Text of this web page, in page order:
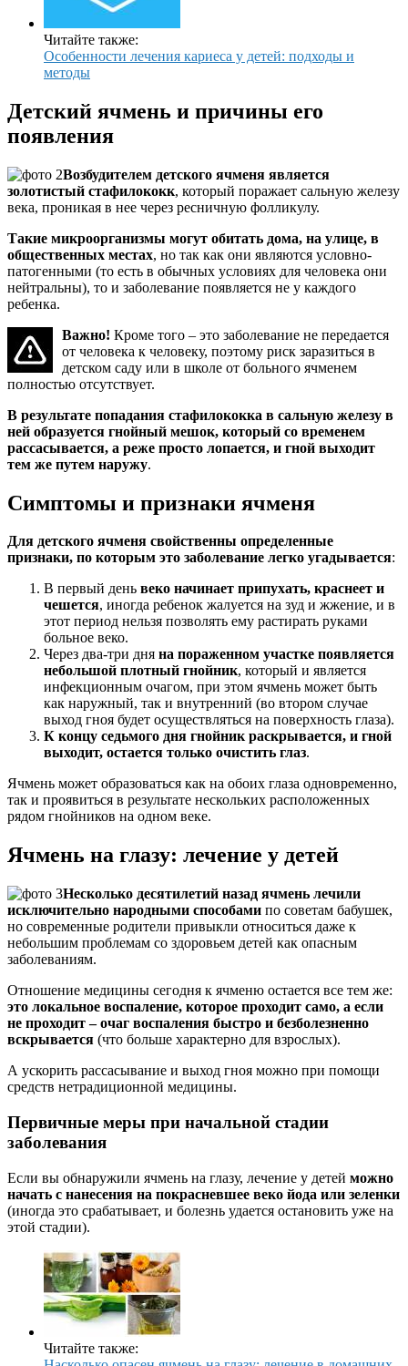
Читайте также:
Особенности лечения кариеса у детей: подходы и
методы
Детский ячмень и причины его
появления
Возбудителем детского ячменя является
золотистый стафилококк, который поражает сальную железу
века, проникая в нее через ресничную фолликулу.
Такие микроорганизмы могут обитать дома, на улице, в
общественных местах, но так как они являются условно-
патогенными (то есть в обычных условиях для человека они
нейтральны), то и заболевание появляется не у каждого
ребенка.
Важно! Кроме того – это заболевание не передается
от человека к человеку, поэтому риск заразиться в
детском саду или в школе от больного ячменем
полностью отсутствует.
В результате попадания стафилококка в сальную железу в
ней образуется гнойный мешок, который со временем
рассасывается, а реже просто лопается, и гной выходит
тем же путем наружу.
Симптомы и признаки ячменя
Для детского ячменя свойственны определенные
признаки, по которым это заболевание легко угадывается:
В первый день веко начинает припухать, краснеет и
чешется, иногда ребенок жалуется на зуд и жжение, и в
этот период нельзя позволять ему растирать руками
больное веко.
Через два-три дня на пораженном участке появляется
небольшой плотный гнойник, который и является
инфекционным очагом, при этом ячмень может быть
как наружный, так и внутренний (во втором случае
выход гноя будет осуществляться на поверхность глаза).
К концу седьмого дня гнойник раскрывается, и гной
выходит, остается только очистить глаз.
Ячмень может образоваться как на обоих глаза одновременно,
так и проявиться в результате нескольких расположенных
рядом гнойников на одном веке.
Ячмень на глазу: лечение у детей
Несколько десятилетий назад ячмень лечили
исключительно народными способами по советам бабушек,
но современные родители привыкли относиться даже к
небольшим проблемам со здоровьем детей как опасным
заболеваниям.
Отношение медицины сегодня к ячменю остается все тем же:
это локальное воспаление, которое проходит само, а если
не проходит – очаг воспаления быстро и безболезненно
вскрывается (что больше характерно для взрослых).
А ускорить рассасывание и выход гноя можно при помощи
средств нетрадиционной медицины.
Первичные меры при начальной стадии
заболевания
Если вы обнаружили ячмень на глазу, лечение у детей можно
начать с нанесения на покрасневшее веко йода или зеленки
(иногда это срабатывает, и болезнь удается остановить уже на
этой стадии).
Читайте также: